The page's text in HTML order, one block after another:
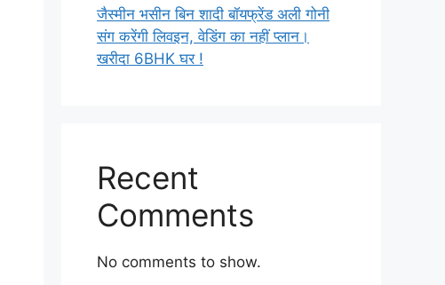
जैस्मीन भसीन बिन शादी बॉयफ्रेंड अली गोनी
संग करेंगी लिवइन, वेडिंग का नहीं प्लान।
खरीदा 6BHK घर !
Recent
Comments
No comments to show.